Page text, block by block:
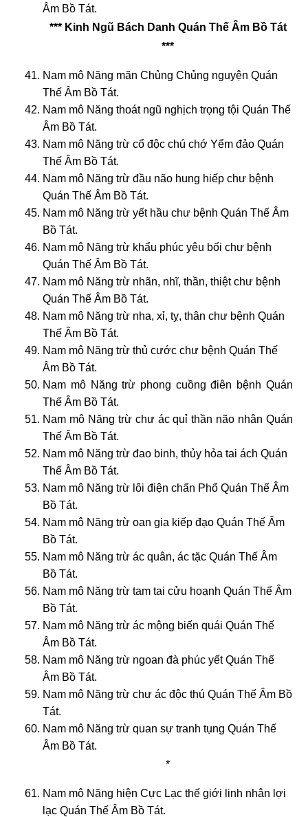
Âm Bồ Tát.
*** Kinh Ngũ Bách Danh Quán Thế Âm Bồ Tát
***
Nam mô Năng mãn Chủng Chủng nguyện Quán
Thế Âm Bồ Tát.
Nam mô Năng thoát ngũ nghịch trọng tội Quán Thế
Âm Bồ Tát.
Nam mô Năng trừ cổ độc chú chớ Yểm đảo Quán
Thế Âm Bồ Tát.
Nam mô Năng trừ đầu não hung hiếp chư bệnh
Quán Thế Âm Bồ Tát.
Nam mô Năng trừ yết hầu chư bệnh Quán Thế Âm
Bồ Tát.
Nam mô Năng trừ khẩu phúc yêu bối chư bệnh
Quán Thế Âm Bồ Tát.
Nam mô Năng trừ nhãn, nhĩ, thần, thiệt chư bệnh
Quán Thế Âm Bồ Tát.
Nam mô Năng trừ nha, xỉ, tỵ, thân chư bệnh Quán
Thế Âm Bồ Tát.
Nam mô Năng trừ thủ cước chư bệnh Quán Thế
Âm Bồ Tát.
Nam mô Năng trừ phong cuồng điên bệnh Quán
Thế Âm Bồ Tát.
Nam mô Năng trừ chư ác quỉ thần não nhân Quán
Thế Âm Bồ Tát.
Nam mô Năng trừ đao binh, thủy hỏa tai ách Quán
Thế Âm Bồ Tát.
Nam mô Năng trừ lôi điện chấn Phổ Quán Thế Âm
Bồ Tát.
Nam mô Năng trừ oan gia kiếp đạo Quán Thế Âm
Bồ Tát.
Nam mô Năng trừ ác quân, ác tặc Quán Thế Âm
Bồ Tát.
Nam mô Năng trừ tam tai cửu hoạnh Quán Thế Âm
Bồ Tát.
Nam mô Năng trừ ác mộng biến quái Quán Thế
Âm Bồ Tát.
Nam mô Năng trừ ngoan đà phúc yết Quán Thế
Âm Bồ Tát.
Nam mô Năng trừ chư ác độc thú Quán Thế Âm Bồ
Tát.
Nam mô Năng trừ quan sự tranh tụng Quán Thế
Âm Bồ Tát.
*
Nam mô Năng hiện Cực Lạc thế giới linh nhân lợi
lạc Quán Thế Âm Bồ Tát.